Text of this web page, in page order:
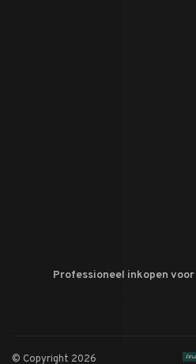
Professioneel inkopen
© Copyright 2026